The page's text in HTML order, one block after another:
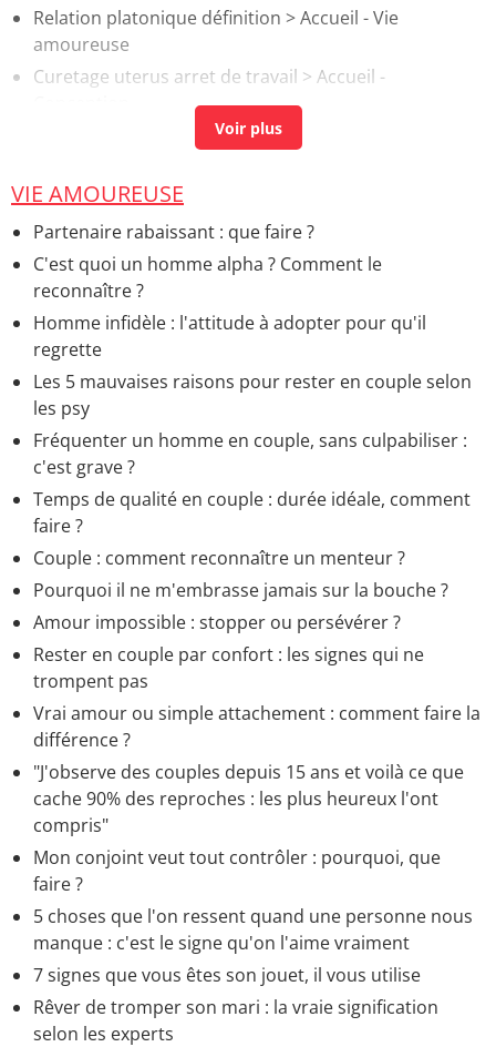
Relation platonique définition > Accueil - Vie
amoureuse
Curetage uterus arret de travail > Accueil -
Relation avec un homme marié psychologie
Relation avec femme veuve
Mythomane et relation amoureuse
amoureuse
VIE AMOUREUSE
Partenaire rabaissant : que faire ?
C'est quoi un homme alpha ? Comment le
reconnaître ?
Homme infidèle : l'attitude à adopter pour qu'il
regrette
Les 5 mauvaises raisons pour rester en couple selon
les psy
Fréquenter un homme en couple, sans culpabiliser :
c'est grave ?
Temps de qualité en couple : durée idéale, comment
faire ?
Couple : comment reconnaître un menteur ?
Pourquoi il ne m'embrasse jamais sur la bouche ?
Amour impossible : stopper ou persévérer ?
Rester en couple par confort : les signes qui ne
trompent pas
Vrai amour ou simple attachement : comment faire la
différence ?
"J'observe des couples depuis 15 ans et voilà ce que
cache 90% des reproches : les plus heureux l'ont
compris"
Mon conjoint veut tout contrôler : pourquoi, que
faire ?
5 choses que l'on ressent quand une personne nous
manque : c'est le signe qu'on l'aime vraiment
7 signes que vous êtes son jouet, il vous utilise
Rêver de tromper son mari : la vraie signification
selon les experts